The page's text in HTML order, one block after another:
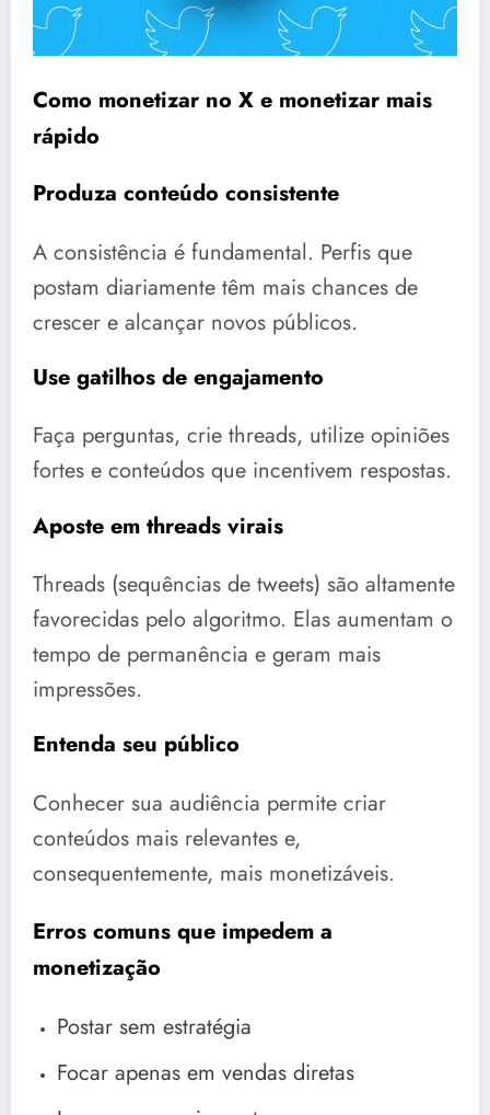
Como monetizar no X e monetizar mais
rápido
Produza conteúdo consistente
A consistência é fundamental. Perfis que
postam diariamente têm mais chances de
crescer e alcançar novos públicos.
Use gatilhos de engajamento
Faça perguntas, crie threads, utilize opiniões
fortes e conteúdos que incentivem respostas.
Aposte em threads virais
Threads (sequências de tweets) são altamente
favorecidas pelo algoritmo. Elas aumentam o
tempo de permanência e geram mais
impressões.
Entenda seu público
Conhecer sua audiência permite criar
conteúdos mais relevantes e,
consequentemente, mais monetizáveis.
Erros comuns que impedem a
monetização
Postar sem estratégia
Focar apenas em vendas diretas